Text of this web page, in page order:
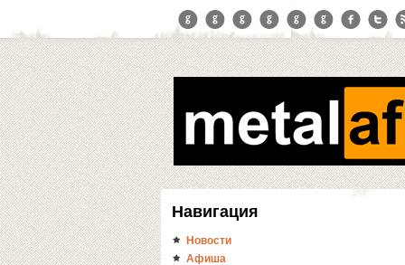
Навигация
Новости
Афиша